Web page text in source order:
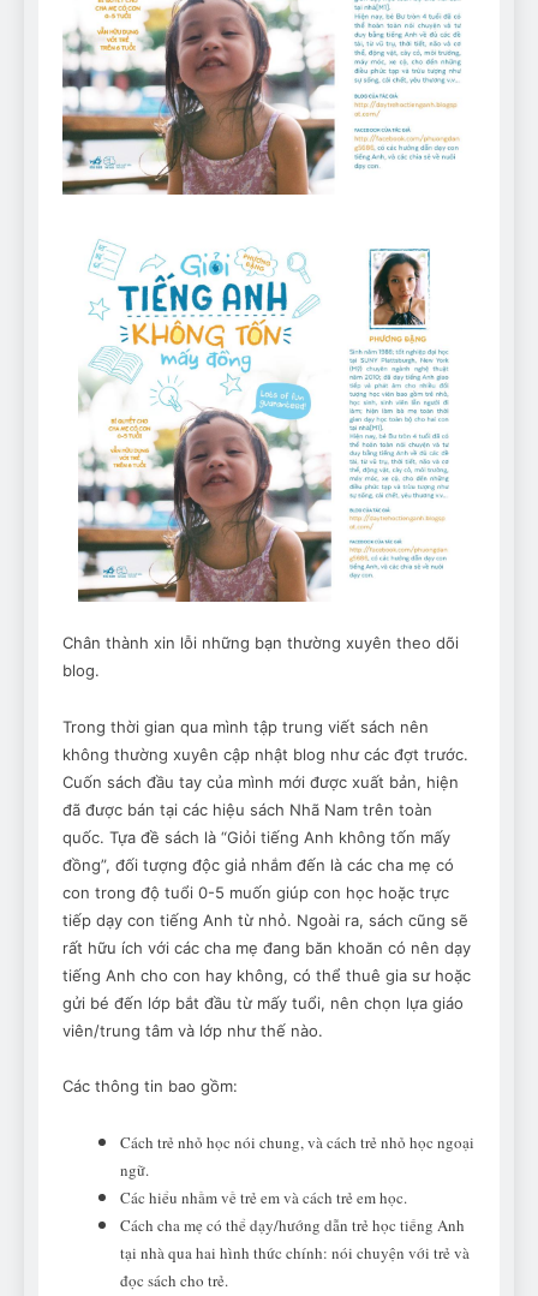
Can Bulldogs Play Fetch?
And How to Train Them!
7 Năm Ago
How Often Do I Need to
Groom My Bulldog
7 Năm Ago
Chân thành xin lỗi những bạn thường xuyên theo dõi
blog.
Trong thời gian qua mình tập trung viết sách nên
không thường xuyên cập nhật blog như các đợt trước.
Cuốn sách đầu tay của mình mới được xuất bản, hiện
đã được bán tại các hiệu sách Nhã Nam trên toàn
quốc. Tựa đề sách là “Giỏi tiếng Anh không tốn mấy
đồng”, đối tượng độc giả nhắm đến là các cha mẹ có
con trong độ tuổi 0-5 muốn giúp con học hoặc trực
tiếp dạy con tiếng Anh từ nhỏ. Ngoài ra, sách cũng sẽ
rất hữu ích với các cha mẹ đang băn khoăn có nên dạy
tiếng Anh cho con hay không, có thể thuê gia sư hoặc
gửi bé đến lớp bắt đầu từ mấy tuổi, nên chọn lựa giáo
viên/trung tâm và lớp như thế nào.
Các thông tin bao gồm:
Cách trẻ nhỏ học nói chung, và cách trẻ nhỏ học ngoại
ngữ.
Các hiểu nhầm về trẻ em và cách trẻ em học.
Cách cha mẹ có thể dạy/hướng dẫn trẻ học tiếng Anh
tại nhà qua hai hình thức chính: nói chuyện với trẻ và
đọc sách cho trẻ.